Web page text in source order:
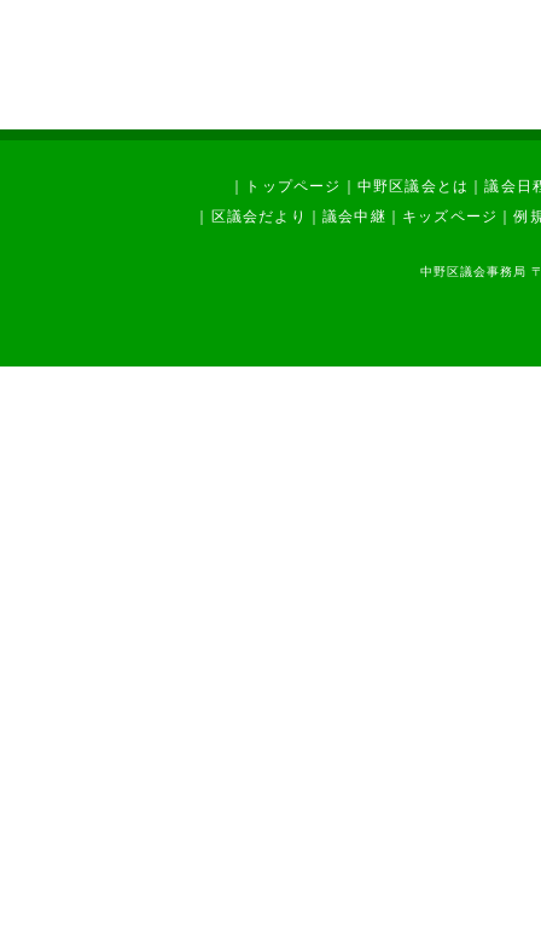
トップページ 中野区議会とは ｜議会日
区議会だより ｜議会中継 キッズページ ｜例
中野区議会事務局